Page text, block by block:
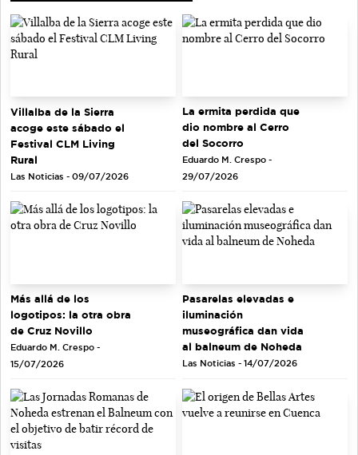
Villalba de la Sierra
acoge este sábado el
Festival CLM Living
Rural
Las Noticias - 09/07/2026
La ermita perdida que
dio nombre al Cerro
del Socorro
Eduardo M. Crespo -
29/07/2026
Más allá de los
logotipos: la otra obra
de Cruz Novillo
Eduardo M. Crespo -
15/07/2026
Pasarelas elevadas e
iluminación
museográfica dan vida
al balneum de Noheda
Las Noticias - 14/07/2026